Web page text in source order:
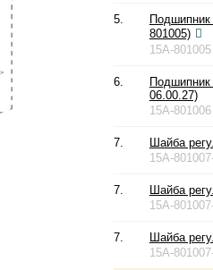
5.
Подшипник
801005)
15A-801005
6.
Подшипник
06.00.27)
15A-801006
7.
Шайба
15A-
7.
Шайба
15A-
7.
Шайба
15A-